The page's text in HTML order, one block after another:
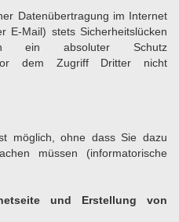
Datenübertragung im Internet
E-Mail) stets Sicherheitslücken
ein absoluter Schutz
dem Zugriff Dritter nicht
möglich, ohne dass Sie dazu
müssen (informatorische
und Erstellung von